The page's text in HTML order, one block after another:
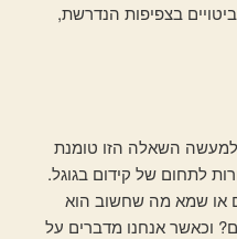
בצפיפות הנדרשת,
השאלה הזו טומנת
לתחום של קידום בגוגל.
או שמא מה שחשוב הוא
וכאשר אנחנו מדברים על